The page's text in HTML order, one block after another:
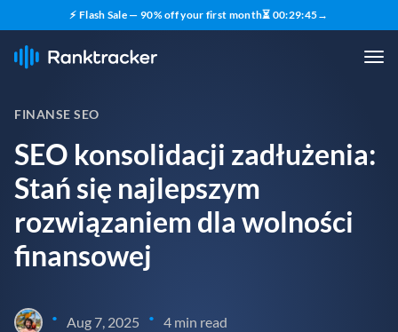
⚡ Flash Sale — 90% off your first month⏳ 00:29:44→
FINANSE SEO
SEO konsolidacji zadłużenia:
Stań się najlepszym
rozwiązaniem dla wolności
finansowej
• Aug 7, 2025 • 4 min read